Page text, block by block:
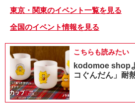
東京・関東のイベント一覧を見る
全国のイベント情報を見る
こちらも読みたい
kodomoe shop
コぐんだん」耐